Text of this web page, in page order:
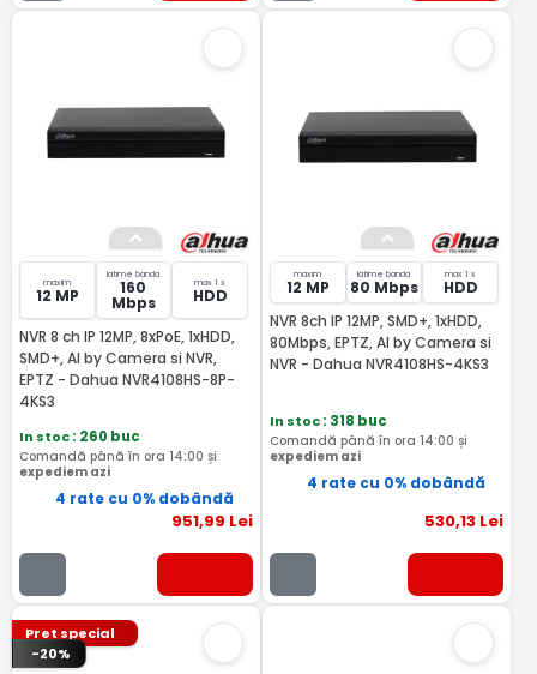
maxim
12 MP
latime banda
160
Mbps
max 1 x
HDD
NVR 8 ch IP 12MP, 8xPoE, 1xHDD,
SMD+, AI by Camera si NVR,
EPTZ - Dahua NVR4108HS-8P-
4KS3
In stoc: 260 buc
Comandă până în ora 14:00 și
expediem azi
4 rate cu 0% dobândă
951,99 Lei
maxim
12 MP
latime banda
80 Mbps
max 1 x
HDD
NVR 8ch IP 12MP, SMD+, 1xHDD,
80Mbps, EPTZ, AI by Camera si
NVR - Dahua NVR4108HS-4KS3
In stoc: 318 buc
Comandă până în ora 14:00 și
expediem azi
4 rate cu 0% dobândă
530,13 Lei
Pret special
-20%